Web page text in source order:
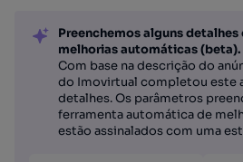
Preenchemos alguns
melhorias automáticas (beta).
Com base na descrição do
do Imovirtual completou este
detalhes. Os parâmetros
ferramenta automática de
estão assinalados com uma